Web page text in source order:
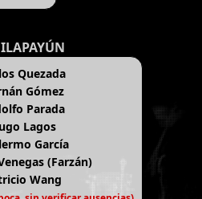
Quezada
Gómez
Parada
Lagos
García
(Farzán)
Wang